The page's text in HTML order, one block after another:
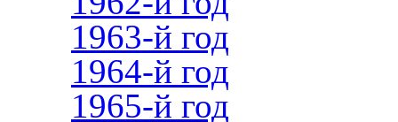
1963-й год
1964-й год
1965-й год